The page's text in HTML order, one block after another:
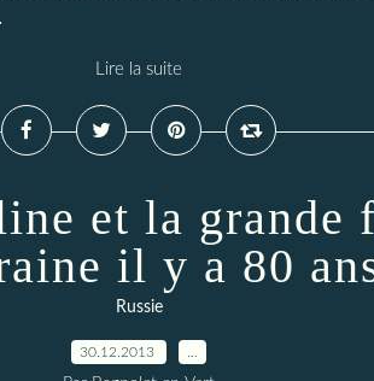
Lire la suite
et la grande
il y a 80
Russie
30.12.2013